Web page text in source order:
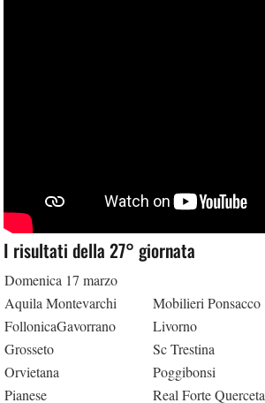
I risultati della 27° giornata
Domenica 17 marzo
Aquila Montevarchi
Mobilieri Ponsacco
FollonicaGavorrano
Livorno
Grosseto
Sc Trestina
Orvietana
Poggibonsi
Pianese
Real Forte Querceta